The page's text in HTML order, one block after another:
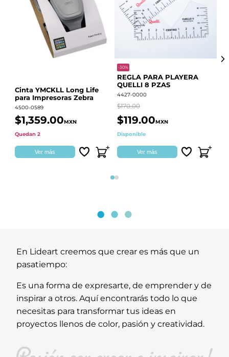
Cinta YMCKLL Long Life
para Impresoras Zebra
4500-0589
$1,359.00MXN
Quedan 2
Ver más
-30%
REGLA PARA PLAYERA
QUELLI 8 PZAS
4427-0000
$170.00
$119.00MXN
Disponible
Ver más
Página 1
Página 2
En Lideart creemos que crear es más que un
pasatiempo:
Es una forma de expresarte, de emprender y de
inspirar a otros. Aquí encontrarás todo lo que
necesitas para transformar tus ideas en
proyectos llenos de color, pasión y creatividad.